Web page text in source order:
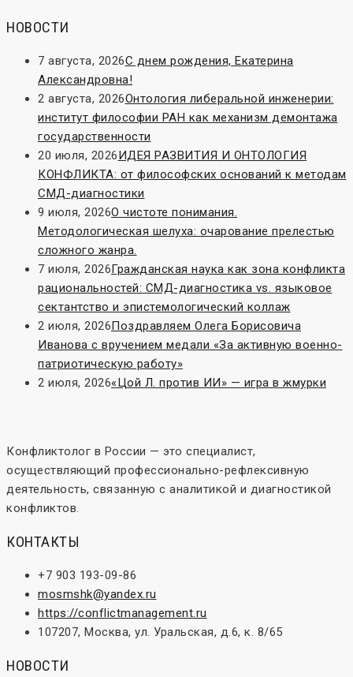
НОВОСТИ
7 августа, 2026С днем рождения, Екатерина
Александровна!
2 августа, 2026Онтология либеральной инженерии:
институт философии РАН как механизм демонтажа
государственности
20 июля, 2026ИДЕЯ РАЗВИТИЯ И ОНТОЛОГИЯ
КОНФЛИКТА: от философских оснований к методам
СМД-диагностики
9 июля, 2026О чистоте понимания.
Методологическая шелуха: очарование прелестью
сложного жанра.
7 июля, 2026Гражданская наука как зона конфликта
рациональностей: СМД-диагностика vs. языковое
сектантство и эпистемологический коллаж
2 июля, 2026Поздравляем Олега Борисовича
Иванова с вручением медали «За активную военно-
патриотическую работу»
2 июля, 2026«Цой Л. против ИИ» — игра в жмурки
Конфликтолог в России — это специалист,
осуществляющий профессионально-рефлексивную
деятельность, связанную с аналитикой и диагностикой
конфликтов.
КОНТАКТЫ
+7 903 193-09-86
mosmshk@yandex.ru
https://conflictmanagement.ru
107207, Москва, ул. Уральская, д.6, к. 8/65
НОВОСТИ